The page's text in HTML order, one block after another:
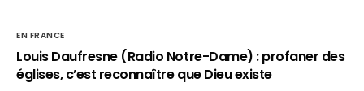
EN FRANCE
Louis Daufresne (Radio Notre-Dame) : profaner des
églises, c’est reconnaître que Dieu existe